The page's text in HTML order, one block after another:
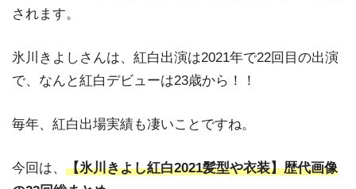
されます。
氷川きよしさんは、紅白出演は2021年で22回目の出演
で、なんと紅白デビューは23歳から！！
毎年、紅白出場実績も凄いことですね。
今回は、 【氷川きよし紅白2021髪型や衣装】歴代画像